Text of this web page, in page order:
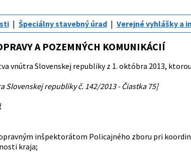
Špeciálny stavebný úrad Verejné vyhlášky a
A POZEMNÝCH KOMUNIKÁCIÍ
vnútra Slovenskej republiky z 1. októbra 2013,
Slovenskej republiky č. 142/2013 - Čiastka 75]
inšpektorátom Policajného zboru pri
kraja;